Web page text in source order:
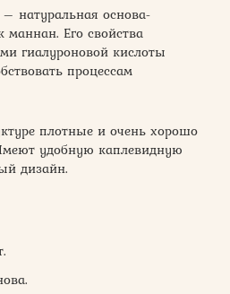
натуральная основа-
маннан. Его свойства
гиалуроновой кислоты
процессам
плотные и очень хорошо
удобную каплевидную
дизайн.